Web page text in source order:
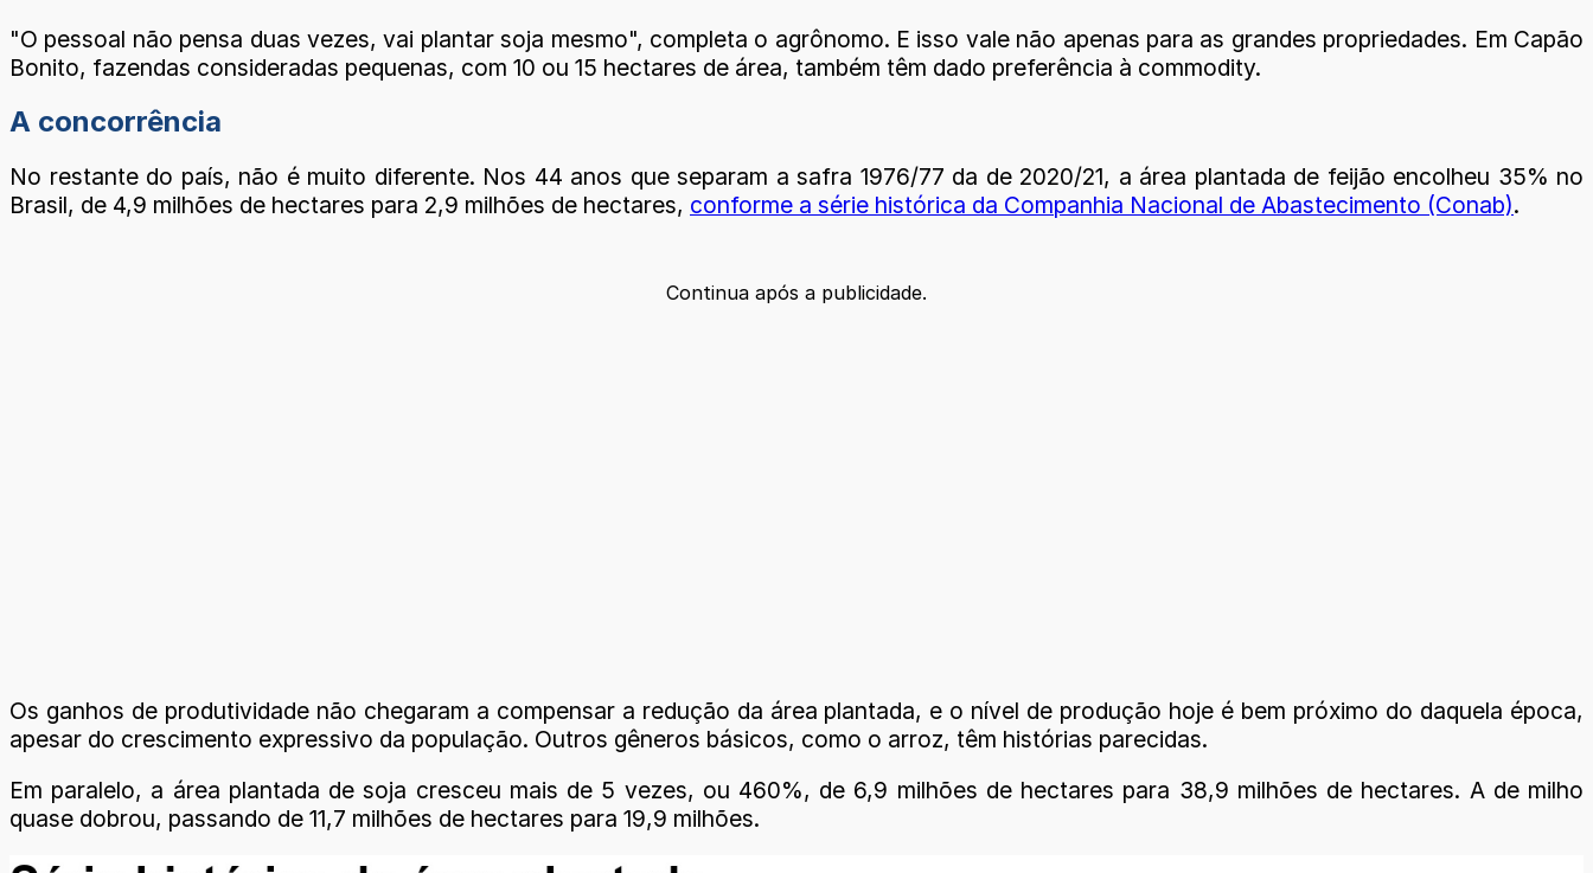
"O pessoal não pensa duas vezes, vai plantar soja mesmo", completa o agrônomo. E isso vale não apenas para as grandes propriedades. Em Capão
Bonito, fazendas consideradas pequenas, com 10 ou 15 hectares de área, também têm dado preferência à commodity.
A concorrência
No restante do país, não é muito diferente. Nos 44 anos que separam a safra 1976/77 da de 2020/21, a área plantada de feijão encolheu 35% no
Brasil, de 4,9 milhões de hectares para 2,9 milhões de hectares, conforme a série histórica da Companhia Nacional de Abastecimento (Conab).
Continua após a publicidade.
Os ganhos de produtividade não chegaram a compensar a redução da área plantada, e o nível de produção hoje é bem próximo do daquela época,
apesar do crescimento expressivo da população. Outros gêneros básicos, como o arroz, têm histórias parecidas.
Em paralelo, a área plantada de soja cresceu mais de 5 vezes, ou 460%, de 6,9 milhões de hectares para 38,9 milhões de hectares. A de milho
quase dobrou, passando de 11,7 milhões de hectares para 19,9 milhões.